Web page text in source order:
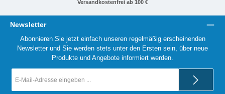
Versandkostenfrei ab 100 €
Newsletter
Abonnieren Sie jetzt einfach unseren regelmäßig erscheinenden
Newsletter und Sie werden stets unter den Ersten sein, über neue
Produkte und Angebote informiert werden.
Mail-